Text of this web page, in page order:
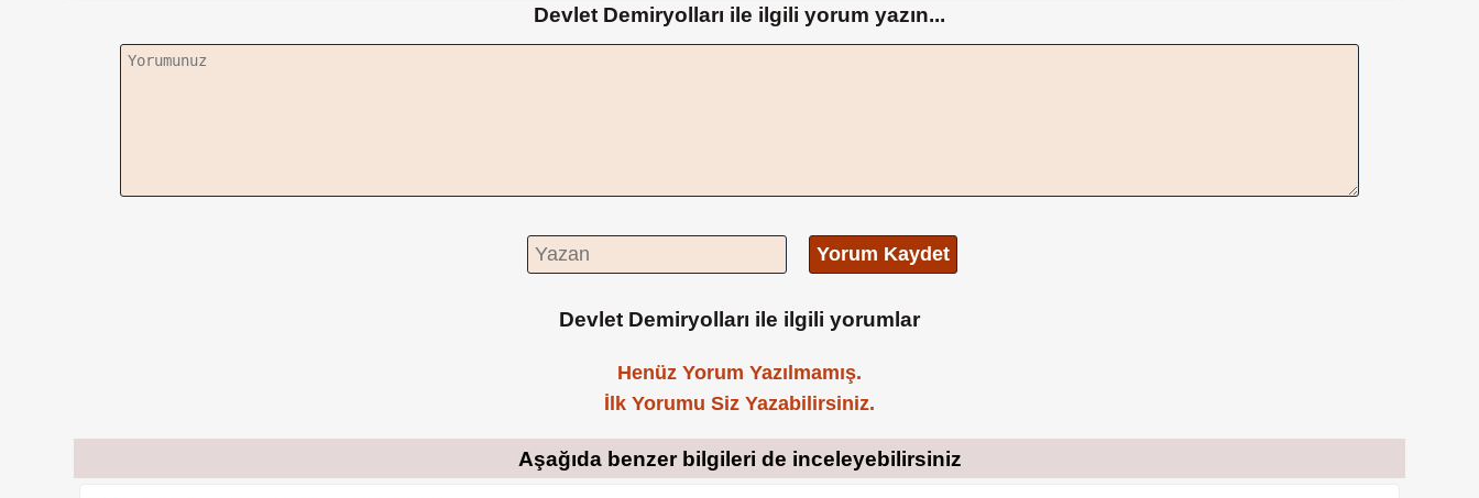
Devlet Demiryolları ile ilgili yorum yazın...
Yorum Kaydet
Devlet Demiryolları ile ilgili yorumlar
Henüz Yorum Yazılmamış.
İlk Yorumu Siz Yazabilirsiniz.
Aşağıda benzer bilgileri de inceleyebilirsiniz